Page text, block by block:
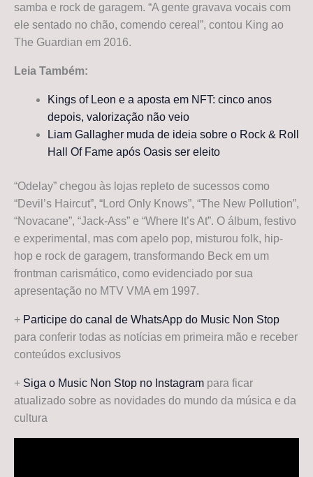
samba e rock de garagem. “A gente gravava vocais com
ele sentado no chão, comendo cereal”, contou King ao
The Guardian em 2016.
Leia Também:
Kings of Leon e a aposta em NFT: cinco anos
depois, valorização não veio
Liam Gallagher muda de ideia sobre o Rock & Roll
Hall Of Fame após Oasis ser eleito
“Odelay” chegou às lojas repleto de sucessos como
“Devil’s Haircut”, “Lord Only Knows”, “The New Pollution”,
“Novacane”, “Jack-Ass” e “Where It’s At”. O álbum, festivo
e experimental, mas com apelo pop, misturou folk, hip-
hop e rock de garagem, transformando Beck em um
frontman carismático, como evidenciado por sua
apresentação no MTV VMA em 1997.
+ Participe do canal de WhatsApp do Music Non Stop
para conferir todas as notícias em primeira mão e receber
conteúdos exclusivos
+ Siga o Music Non Stop no Instagram para ficar
atualizado sobre as novidades do mundo da música e da
cultura